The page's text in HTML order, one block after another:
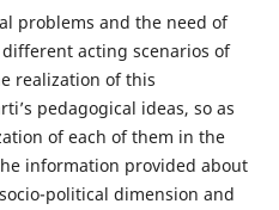
problems and the need of
acting scenarios of
realization of this
pedagogical ideas, so as
of each of them in the
information provided about
political dimension and